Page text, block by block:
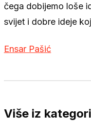
čega dobijemo loše
svijet i dobre ideje
Ensar Pašić
Više iz